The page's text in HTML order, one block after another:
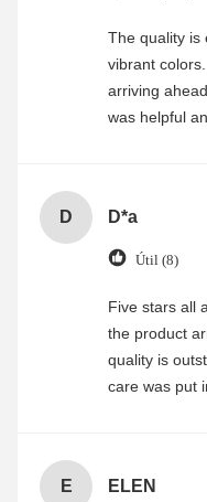
The quality is
vibrant
arriving
was helpful
D D*a
Útil (8)
Five stars all
the product
quality is
care was put
E ELEN